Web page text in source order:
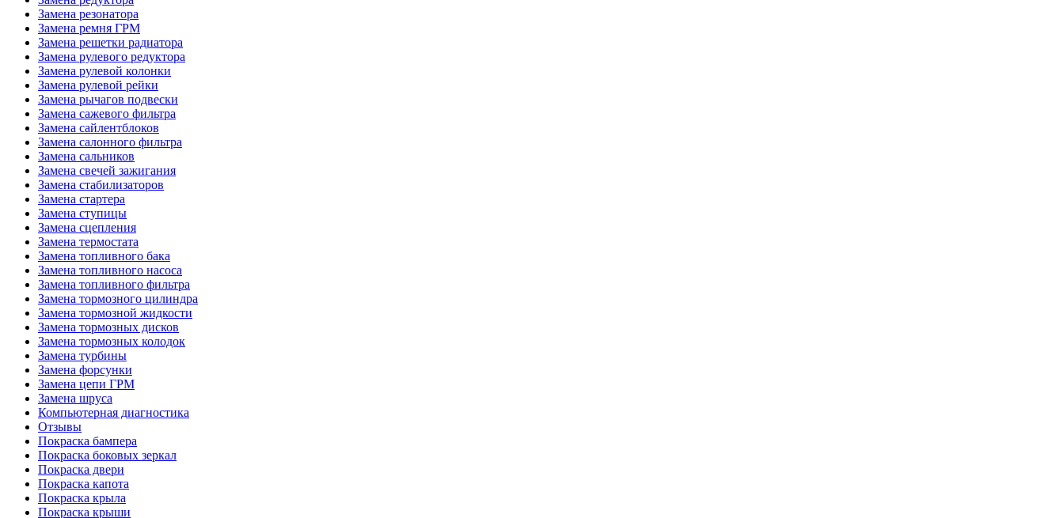
Замена резонатора
Замена ремня ГРМ
Замена решетки радиатора
Замена рулевого редуктора
Замена рулевой колонки
Замена рулевой рейки
Замена рычагов подвески
Замена сажевого фильтра
Замена сайлентблоков
Замена салонного фильтра
Замена сальников
Замена свечей зажигания
Замена стабилизаторов
Замена стартера
Замена ступицы
Замена сцепления
Замена термостата
Замена топливного бака
Замена топливного насоса
Замена топливного фильтра
Замена тормозного цилиндра
Замена тормозной жидкости
Замена тормозных дисков
Замена тормозных колодок
Замена турбины
Замена форсунки
Замена цепи ГРМ
Замена шруса
Компьютерная диагностика
Отзывы
Покраска бампера
Покраска боковых зеркал
Покраска двери
Покраска капота
Покраска крыла
Покраска крыши